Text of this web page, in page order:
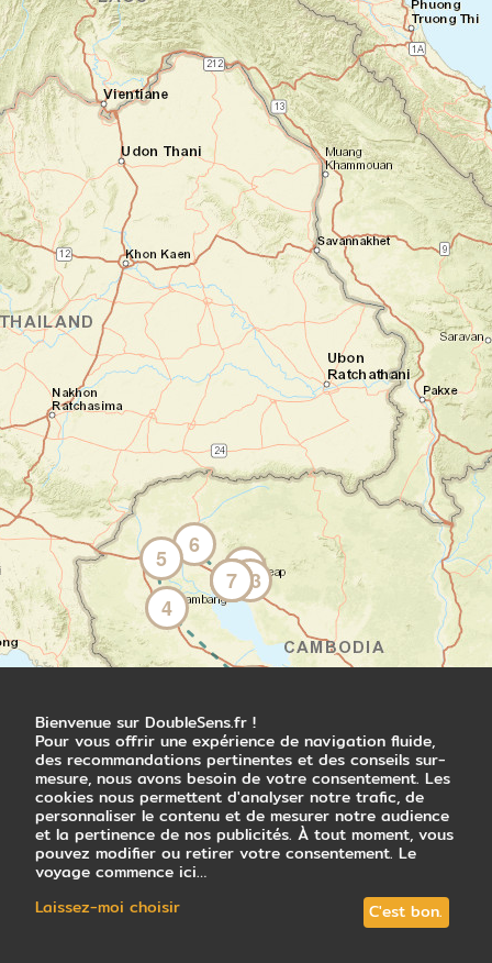
13
12
11
109
8
7
6
5
4
2
1
Nuit à l'hôtel
Jour 3
Road trip le long du Tonlé Sap jusqu'à
Battambang
Phnom Penh - Battambang
Aujourd'hui, c'est sur la route que vous
poursuivez votre découverte du Cambodge
en famille. Sur le long chemin qui longe le
Tonlé Sap jusqu'à Battambang, plusieurs
arrêts vous permettent de découvrir les
différentes facettes du pays. Vous visitez
Oudong, ancienne capitale angkorienne, et
sa colline aux stupas, d'où la vue sur la
région est à couper le souffle. Après un
authentique déjeuner, vous visitez les
ateliers de poterie de Kampong Chhnang et
faites vos toutes premières rencontres
locales. Après un éventuel passage par le
marché sur les rives du Tonlé Sap, vous
rejoignez votre hôtel à Battambang en fin
de journée.
Nuit à l'hôtel
du Cambodge
Battambang
Vous voilà en pleine immersion dans la
deuxième plus grande ville du pays. Et
pourtant, quelle surprise d'y découvrir un
endroit paisible, presque rural ! Car oui, à
Battambang, la plupart des habitants sont
agriculteurs. D'ailleurs, où que vous
regardiez autour de vous, ce sont des
Bienvenue sur DoubleSens.fr !
Pour vous offrir une expérience de navigation fluide,
des recommandations pertinentes et des conseils sur-
mesure, nous avons besoin de votre consentement. Les
cookies nous permettent d'analyser notre trafic, de
personnaliser le contenu et de mesurer notre audience
et la pertinence de nos publicités. À tout moment, vous
pouvez modifier ou retirer votre consentement. Le
voyage commence ici…
Laissez-moi choisir
C'est bon.